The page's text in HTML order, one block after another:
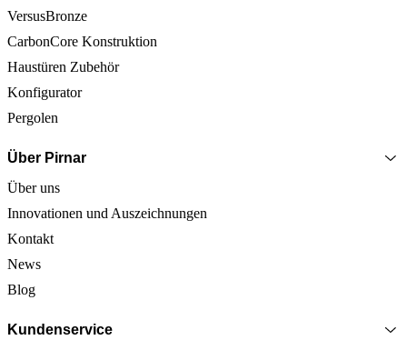
VersusBronze
CarbonCore Konstruktion
Haustüren Zubehör
Konfigurator
Pergolen
Über Pirnar
Über uns
Innovationen und Auszeichnungen
Kontakt
News
Blog
Kundenservice